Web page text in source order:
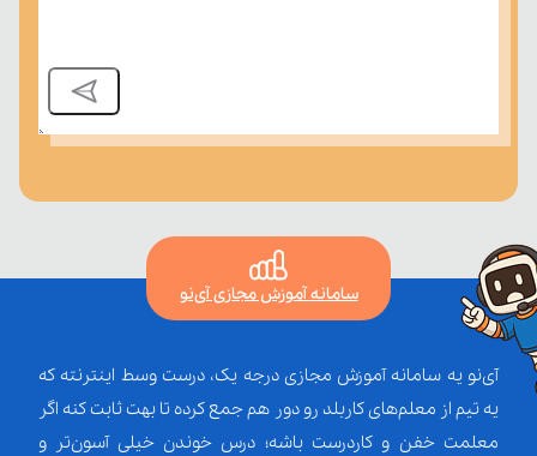
سامانه آموزش مجازی آی‌نو
آی‌نو یه سامانه آموزش مجازی درجه یک، درست وسط اینترنته که
یه تیم از معلم‌‌های کاربلد رو دور هم جمع کرده تا بهت ثابت کنه اگر
معلمت خفن و کاردرست باشه؛ درس خوندن خیلی آسون‌تر و